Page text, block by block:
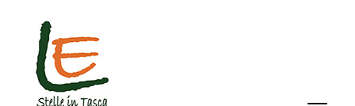
contenuto
(premi
invio)